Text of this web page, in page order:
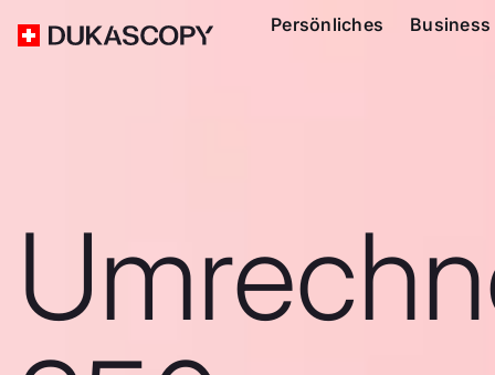
Persönliches Business